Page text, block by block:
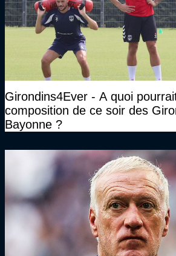
Girondins4Ever - A quoi
composition de ce soir des
Bayonne ?